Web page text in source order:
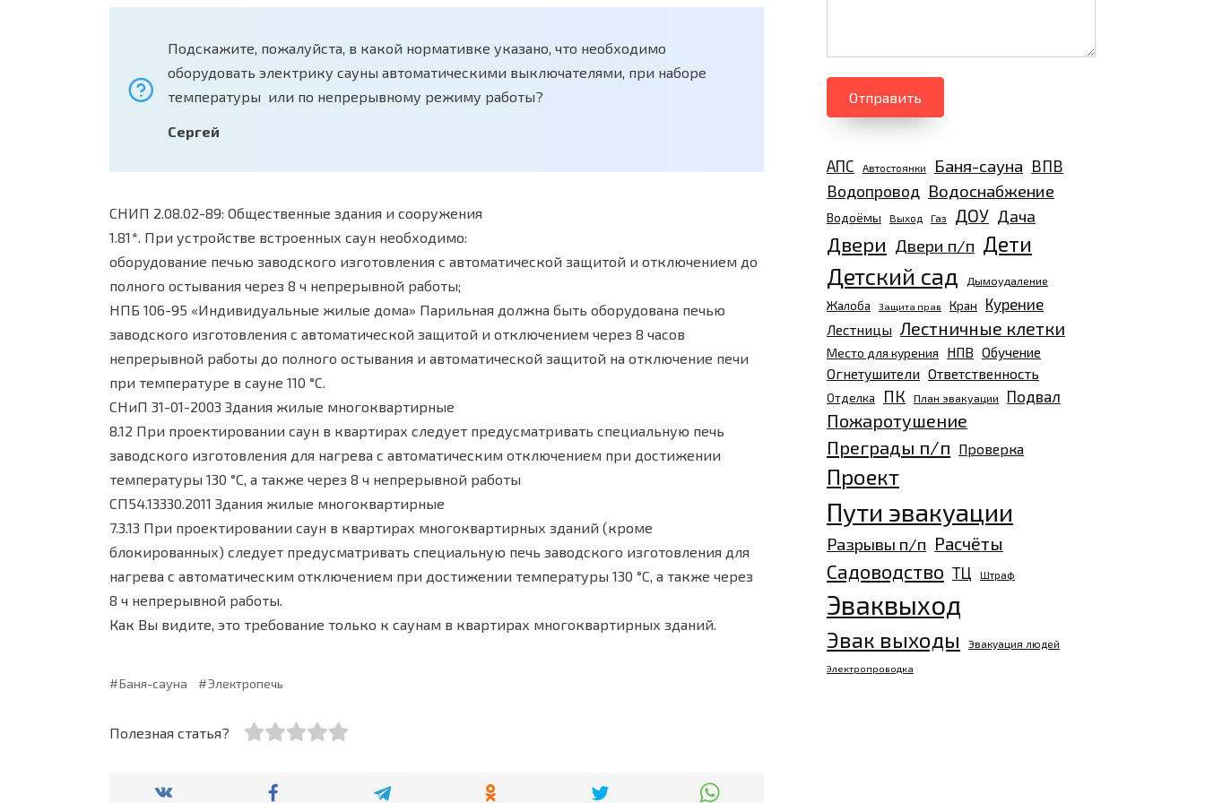
Подскажите, пожалуйста, в какой нормативке указано, что необходимо
оборудовать электрику сауны автоматическими выключателями, при наборе
температуры или по непрерывному режиму работы?
Сергей
СНИП 2.08.02-89: Общественные здания и сооружения
1.81*. При устройстве встроенных саун необходимо:
оборудование печью заводского изготовления с автоматической защитой и отключением до
полного остывания через 8 ч непрерывной работы;
НПБ 106-95 «Индивидуальные жилые дома» Парильная должна быть оборудована печью
заводского изготовления с автоматической защитой и отключением через 8 часов
непрерывной работы до полного остывания и автоматической защитой на отключение печи
при температуре в сауне 110 °С.
СНиП 31-01-2003 Здания жилые многоквартирные
8.12 При проектировании саун в квартирах следует предусматривать специальную печь
заводского изготовления для нагрева с автоматическим отключением при достижении
температуры 130 °С, а также через 8 ч непрерывной работы
СП54.13330.2011 Здания жилые многоквартирные
7.3.13 При проектировании саун в квартирах многоквартирных зданий (кроме
блокированных) следует предусматривать специальную печь заводского изготовления для
нагрева с автоматическим отключением при достижении температуры 130 °С, а также через
8 ч непрерывной работы.
Как Вы видите, это требование только к саунам в квартирах многоквартирных зданий.
Баня-сауна Электропечь
Полезная статья?
Отправить
АПС Автостоянки Баня-сауна ВПВ
Водопровод Водоснабжение
Водоёмы Выход Газ ДОУ Дача
Двери Двери п/п Дети
Детский сад Дымоудаление
Жалоба Защита прав Кран Курение
Лестницы Лестничные клетки
Место для курения НПВ Обучение
Огнетушители Ответственность
Отделка ПК План эвакуации Подвал
Пожаротушение
Преграды п/п Проверка
Проект
Пути эвакуации
Разрывы п/п Расчёты
Садоводство ТЦ Штраф
Эваквыход
Эвак выходы Эвакуация людей
Электропроводка